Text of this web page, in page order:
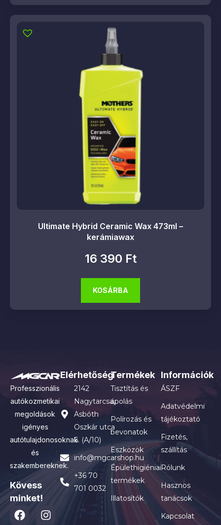
Ultimate Hybrid Ceramic Wax 473ml –
kerámiawax
16 390 Ft
KOSÁRBA
Professzionális
autókozmetikai
megoldások
igényes
autótulajdonosoknak
és
szakembereknek.
Kövess
minket!
Elérhetőség
2142
Nagytarcsa,
Asbóth
Oszkár utca
6. (A/10)
info@mgcarshop.hu
+36 70
701 0032
Termékek
Tisztítás és
ápolás
Polírozás és
bevonatok
Eszközök
Épülethigiéniai
termékek
Illatosítók
Információk
ÁSZF
Adatvédelmi
tájékoztató
Fizetés,
szállítás
Rólunk
Hasznos
tanácsok
Kapcsolat